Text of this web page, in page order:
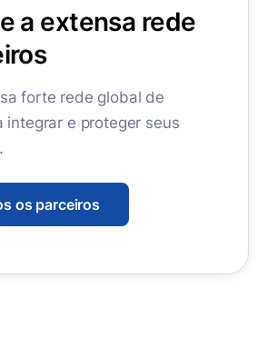
a extensa rede
forte rede global de
integrar e proteger seus
os parceiros